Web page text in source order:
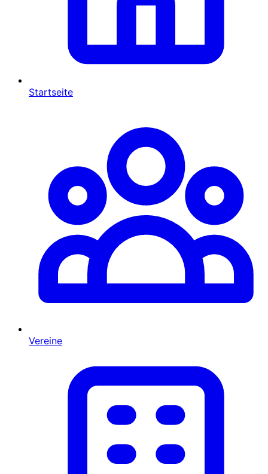
Startseite
Vereine